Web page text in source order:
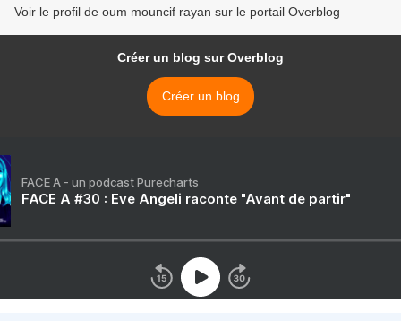
Voir le profil de oum mouncif rayan sur le portail Overblog
Créer un blog sur Overblog
Créer un blog
FACE A - un podcast Purecharts
FACE A #30 : Eve Angeli raconte "Avant de partir"